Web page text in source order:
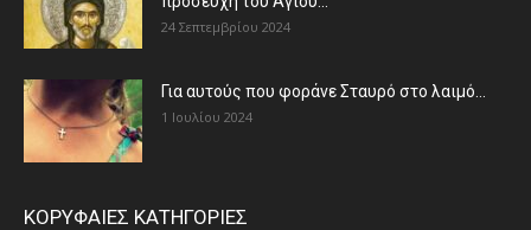
24 Σεπτεμβρίου 2024
Για αυτούς που φοράνε Σταυρό στο λαιμό…
1 Ιουλίου 2024
ΚΟΡΥΦΑΙΕΣ ΚΑΤΗΓΟΡΙΕΣ